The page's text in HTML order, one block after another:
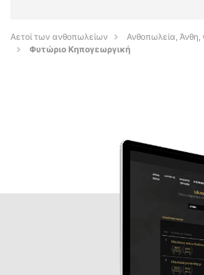
Αετοί των ανθοπωλείων
Ανθοπωλεία,
Φυτώριο Κηπογεωργική